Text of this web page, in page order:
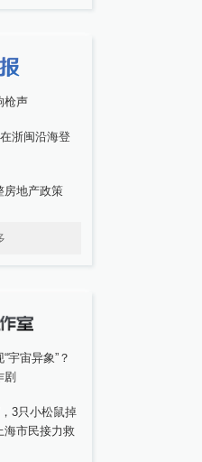
枪声
浙闽沿海登
房地产政策
宇宙异象”？
3只小松鼠掉
海市民接力救